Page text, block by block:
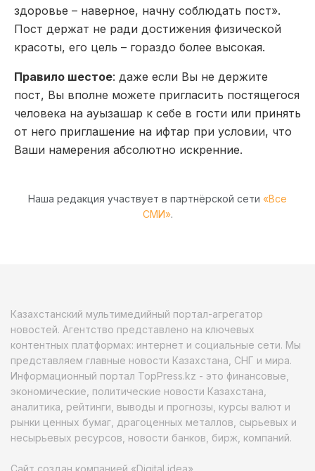
здоровье – наверное, начну соблюдать пост».
Пост держат не ради достижения физической
красоты, его цель – гораздо более высокая.
Правило шестое: даже если Вы не держите
пост, Вы вполне можете пригласить постящегося
человека на ауызашар к себе в гости или принять
от него приглашение на ифтар при условии, что
Ваши намерения абсолютно искренние.
Наша редакция участвует в партнёрской сети «Все
СМИ».
Казахстанский мультимедийный портал-агрегатор
новостей. Агентство представлено на ключевых
контентных платформах: интернет и социальные сети. Мы
представляем главные новости Казахстана, СНГ и мира.
Информационный портал TopPress.kz - это финансовые,
экономические, политические новости Казахстана,
аналитика, рейтинги, выводы и прогнозы, курсы валют и
рынки ценных бумаг, драгоценных металлов, сырьевых и
несырьевых ресурсов, новости банков, бирж, компаний.
Сайт создан компанией «Digital idea»